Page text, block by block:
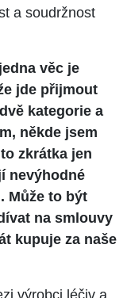
a soudržnost
věc je
jde přijmout
kategorie a
někde jsem
zkrátka jen
nevýhodné
Může to být
na smlouvy
kupuje za naše
výrobci léčiv a